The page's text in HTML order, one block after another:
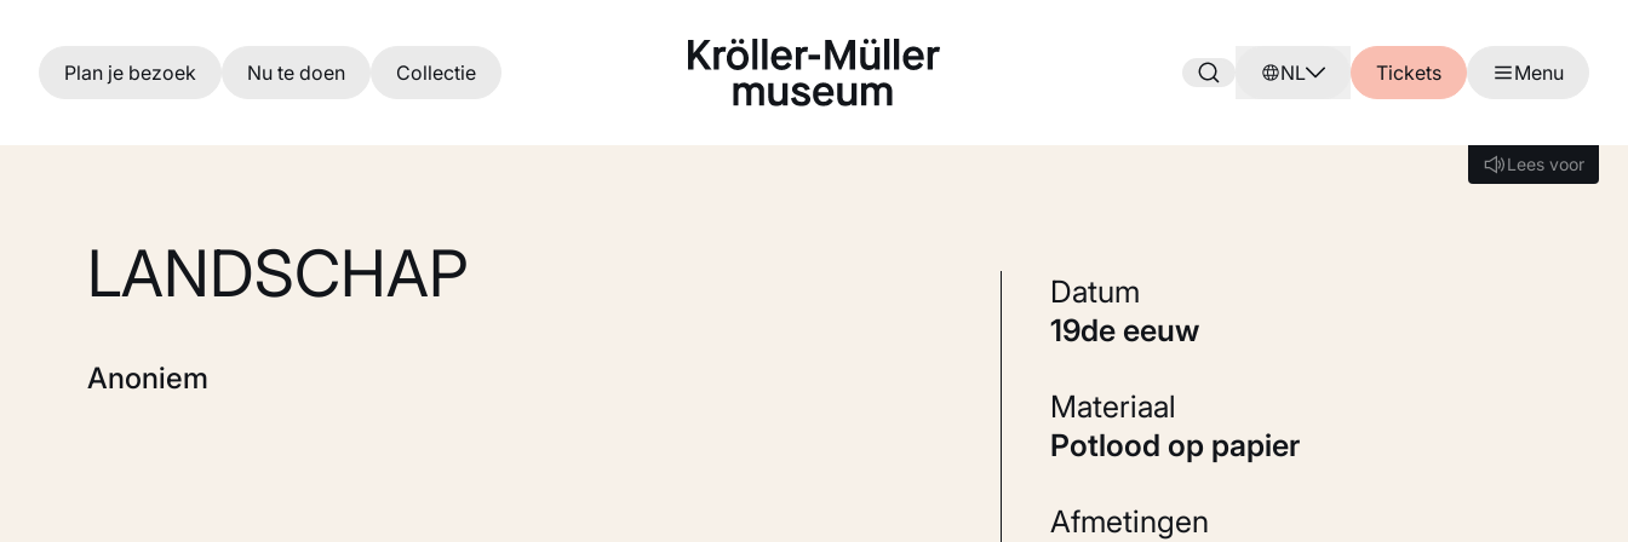
Ga naar hoofdinhoud
Plan je bezoek Nu te doen Collectie NL Tickets Menu
Lees voor
Lees voor
LANDSCHAP
Anoniem
Datum
19de eeuw
Materiaal
Potlood op papier
Afmetingen